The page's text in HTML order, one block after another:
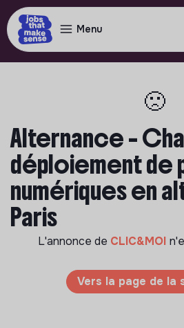
Menu
🙁
Alternance –
déploiement de
numériques en
Paris
L'annonce de CLIC&MOI
Vers la page de la